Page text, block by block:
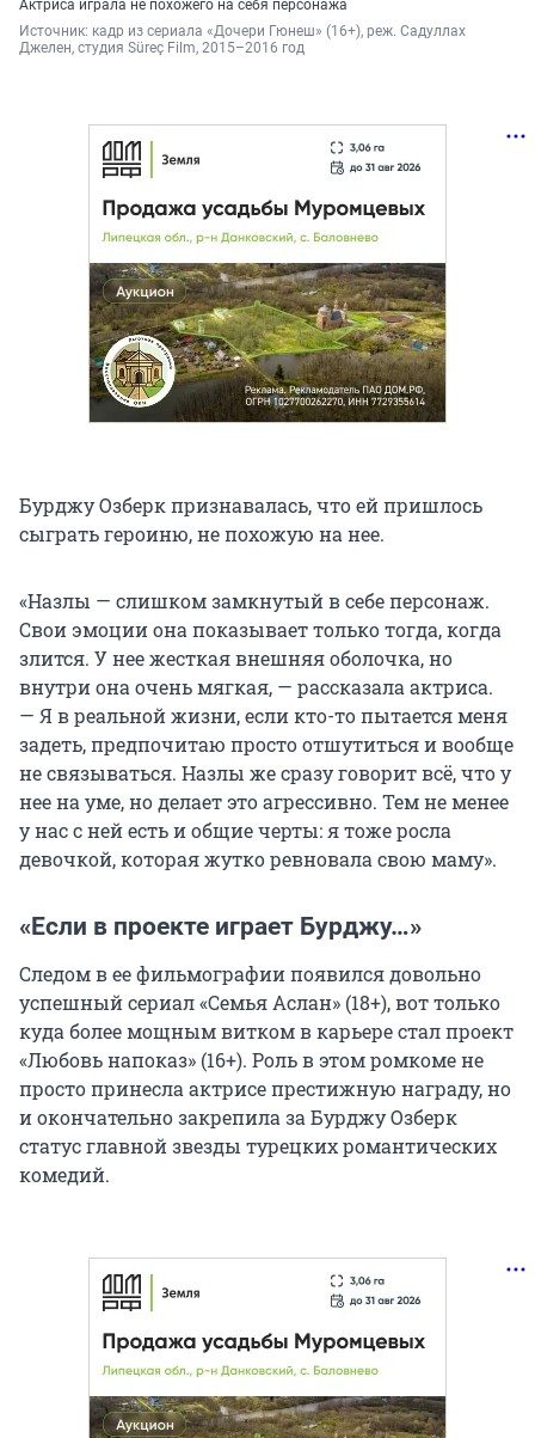
Актриса играла не похожего на себя персонажа
Источник: кадр из сериала «Дочери Гюнеш» (16+), реж. Садуллах
Джелен, студия Süreç Film, 2015–2016 год
Бурджу Озберк признавалась, что ей пришлось
сыграть героиню, не похожую на нее.
«Назлы — слишком замкнутый в себе персонаж.
Свои эмоции она показывает только тогда, когда
злится. У нее жесткая внешняя оболочка, но
внутри она очень мягкая, — рассказала актриса.
— Я в реальной жизни, если кто-то пытается меня
задеть, предпочитаю просто отшутиться и вообще
не связываться. Назлы же сразу говорит всё, что у
нее на уме, но делает это агрессивно. Тем не менее
у нас с ней есть и общие черты: я тоже росла
девочкой, которая жутко ревновала свою маму».
«Если в проекте играет Бурджу…»
Следом в ее фильмографии появился довольно
успешный сериал «Семья Аслан» (18+), вот только
куда более мощным витком в карьере стал проект
«Любовь напоказ» (16+). Роль в этом ромкоме не
просто принесла актрисе престижную награду, но
и окончательно закрепила за Бурджу Озберк
статус главной звезды турецких романтических
комедий.